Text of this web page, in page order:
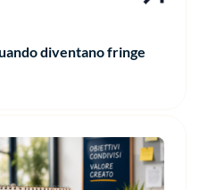
diventano fringe